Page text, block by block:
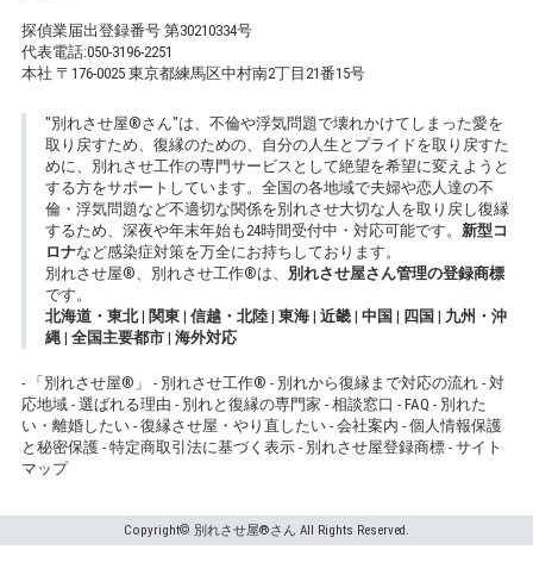
探偵業届出登録番号 第30210334号
代表電話:050-3196-2251
本社 〒176-0025 東京都練馬区中村南2丁目21番15号
"別れさせ屋®さん"は、不倫や浮気問題で壊れかけてしまった愛を
取り戻すため、復縁のための、自分の人生とプライドを取り戻すた
めに、別れさせ工作の専門サービスとして絶望を希望に変えようと
する方をサポートしています。全国の各地域で夫婦や恋人達の不
倫・浮気問題など不適切な関係を別れさせ大切な人を取り戻し復縁
するため、深夜や年末年始も24時間受付中・対応可能です。 新型コ
ロナなど感染症対策を万全にお持ちしております。
別れさせ屋® 、別れさせ工作®は、 別れさせ屋さん管理の登録商標
です。
北海道・東北| 関東| 信越・北陸| 東海| 近畿| 中国 | 四国 | 九州・沖
縄| 全国主要都市| 海外対応
- 「別れさせ屋® 」 - 別れさせ工作® - 別れから復縁まで対応の流れ - 対
応地域 - 選ばれる理由 - 別れと復縁の専門家 - 相談窓口 - FAQ - 別れた
い・離婚したい - 復縁させ屋・やり直したい - 会社案内 - 個人情報保護
と秘密保護 - 特定商取引法に基づく表示 - 別れさせ屋登録商標 - サイト
マップ
Copyright© 別れさせ屋®さん All Rights Reserved.